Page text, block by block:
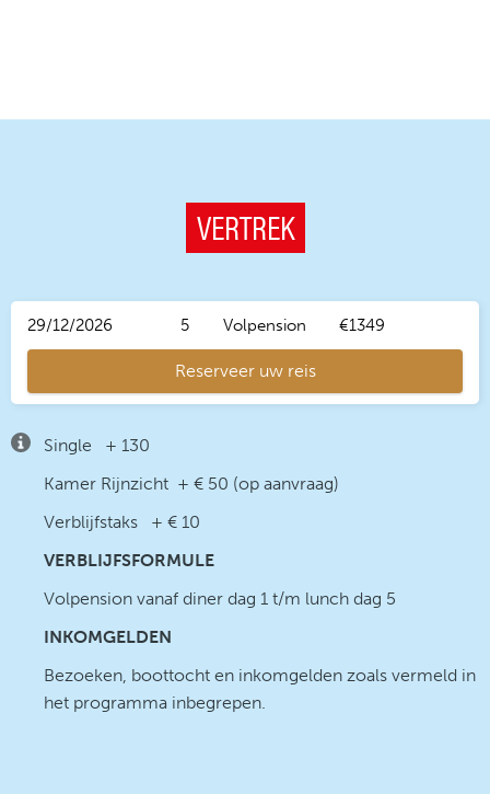
VERTREK
29/12/2026 5 Volpension €1349
Reserveer uw reis
Single + 130
Kamer Rijnzicht + € 50 (op aanvraag)
Verblijfstaks + € 10
VERBLIJFSFORMULE
Volpension vanaf diner dag 1 t/m lunch dag 5
INKOMGELDEN
Bezoeken, boottocht en inkomgelden zoals vermeld in
het programma inbegrepen.